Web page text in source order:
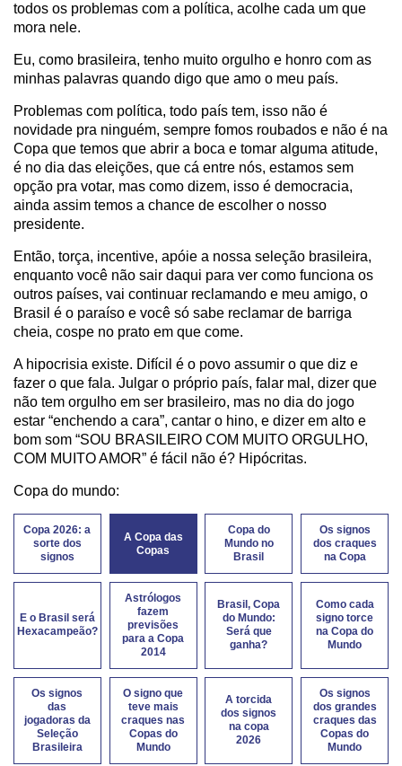
todos os problemas com a política, acolhe cada um que
mora nele.
Eu, como brasileira, tenho muito orgulho e honro com as
minhas palavras quando digo que amo o meu país.
Problemas com política, todo país tem, isso não é
novidade pra ninguém, sempre fomos roubados e não é na
Copa que temos que abrir a boca e tomar alguma atitude,
é no dia das eleições, que cá entre nós, estamos sem
opção pra votar, mas como dizem, isso é democracia,
ainda assim temos a chance de escolher o nosso
presidente.
Então, torça, incentive, apóie a nossa seleção brasileira,
enquanto você não sair daqui para ver como funciona os
outros países, vai continuar reclamando e meu amigo, o
Brasil é o paraíso e você só sabe reclamar de barriga
cheia, cospe no prato em que come.
A hipocrisia existe. Difícil é o povo assumir o que diz e
fazer o que fala. Julgar o próprio país, falar mal, dizer que
não tem orgulho em ser brasileiro, mas no dia do jogo
estar “enchendo a cara”, cantar o hino, e dizer em alto e
bom som “SOU BRASILEIRO COM MUITO ORGULHO,
COM MUITO AMOR” é fácil não é? Hipócritas.
Copa do mundo:
Copa 2026: a
sorte dos
signos
A Copa das
Copas
Copa do
Mundo no
Brasil
Os signos
dos craques
na Copa
E o Brasil será
Hexacampeão?
Astrólogos
fazem
previsões
para a Copa
2014
Brasil, Copa
do Mundo:
Será que
ganha?
Como cada
signo torce
na Copa do
Mundo
Os signos
das
jogadoras da
Seleção
Brasileira
O signo que
teve mais
craques nas
Copas do
Mundo
A torcida
dos signos
na copa
2026
Os signos
dos grandes
craques das
Copas do
Mundo